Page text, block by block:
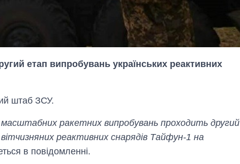
етап випробувань українських реактивних
штаб ЗСУ.
ракетних випробувань проходить другий
реактивних снарядів Тайфун-1 на
в повідомленні.